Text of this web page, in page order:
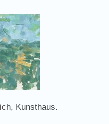
Kunsthaus.